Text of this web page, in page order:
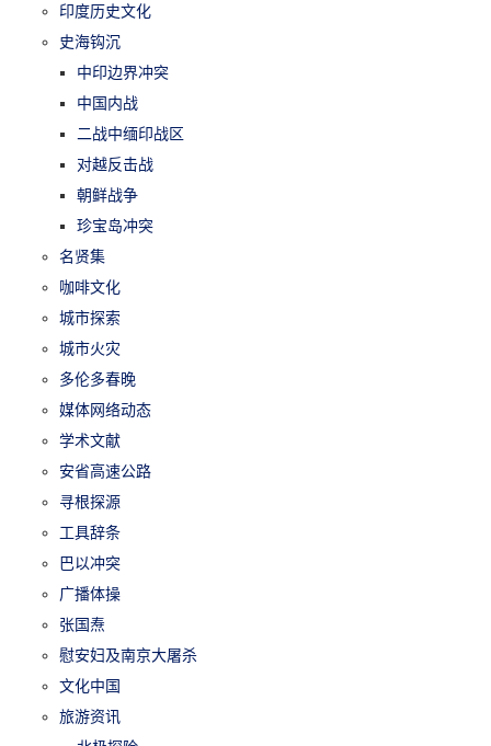
印度历史文化
史海钩沉
中印边界冲突
中国内战
二战中缅印战区
对越反击战
朝鲜战争
珍宝岛冲突
名贤集
咖啡文化
城市探索
城市火灾
多伦多春晚
媒体网络动态
学术文献
安省高速公路
寻根探源
工具辞条
巴以冲突
广播体操
张国焘
慰安妇及南京大屠杀
文化中国
旅游资讯